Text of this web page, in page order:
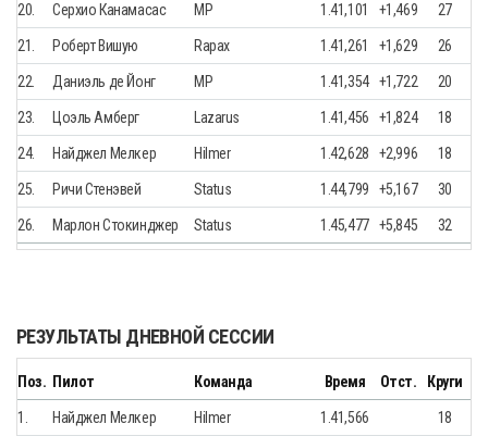
20. Серхио Канамасас MP 1.41,101 +1,469 27
21. Роберт Вишую Rapax 1.41,261 +1,629 26
22. Даниэль де Йонг MP 1.41,354 +1,722 20
23. Цоэль Амберг Lazarus 1.41,456 +1,824 18
24. Найджел Мелкер Hilmer 1.42,628 +2,996 18
25. Ричи Стенэвей Status 1.44,799 +5,167 30
26. Марлон Стокинджер Status 1.45,477 +5,845 32
РЕЗУЛЬТАТЫ ДНЕВНОЙ СЕССИИ
Поз. Пилот Команда Время Отст. Круги
1. Найджел Мелкер Hilmer 1.41,566 18